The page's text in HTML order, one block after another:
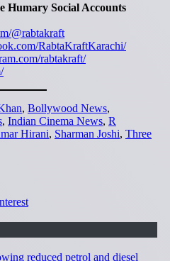
Humary Social Accounts
@rabtakraft
RabtaKraftKarachi/
rabtakraft/
, Bollywood News,
, Indian Cinema News, R
Hirani, Sharman Joshi, Three